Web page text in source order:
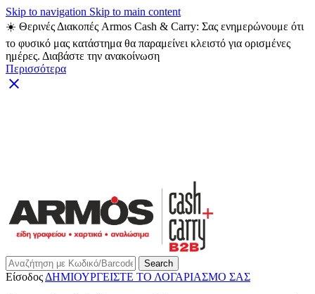
Skip to navigation Skip to main content
☀️ Θερινές Διακοπές Armos Cash & Carry: Σας ενημερώνουμε ότι
το φυσικό μας κατάστημα θα παραμείνει κλειστό για ορισμένες
ημέρες. Διαβάστε την ανακοίνωση
Περισσότερα
Search
Είσοδος ΔΗΜΙΟΥΡΓΕΙΣΤΕ ΤΟ ΛΟΓΑΡΙΑΣΜΟ ΣΑΣ